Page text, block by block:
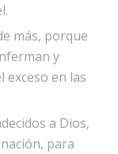
más, porque
y
en las
a Dios,
para